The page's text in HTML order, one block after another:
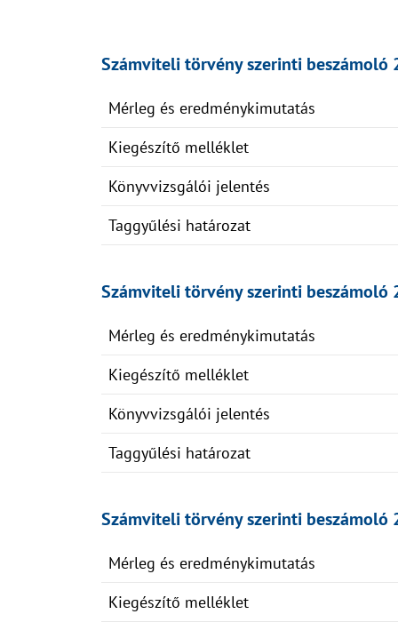
Számviteli törvény szerinti beszámoló
Mérleg és eredménykimutatás
Kiegészítő melléklet
Könyvvizsgálói jelentés
Taggyűlési határozat
Számviteli törvény szerinti beszámoló
Mérleg és eredménykimutatás
Kiegészítő melléklet
Könyvvizsgálói jelentés
Taggyűlési határozat
Számviteli törvény szerinti beszámoló
Mérleg és eredménykimutatás
Kiegészítő melléklet